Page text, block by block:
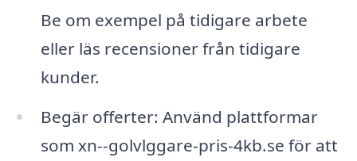
Be om exempel på tidigare arbete
eller läs recensioner från tidigare
kunder.
Begär offerter: Använd plattformar
som xn--golvlggare-pris-4kb.se för att